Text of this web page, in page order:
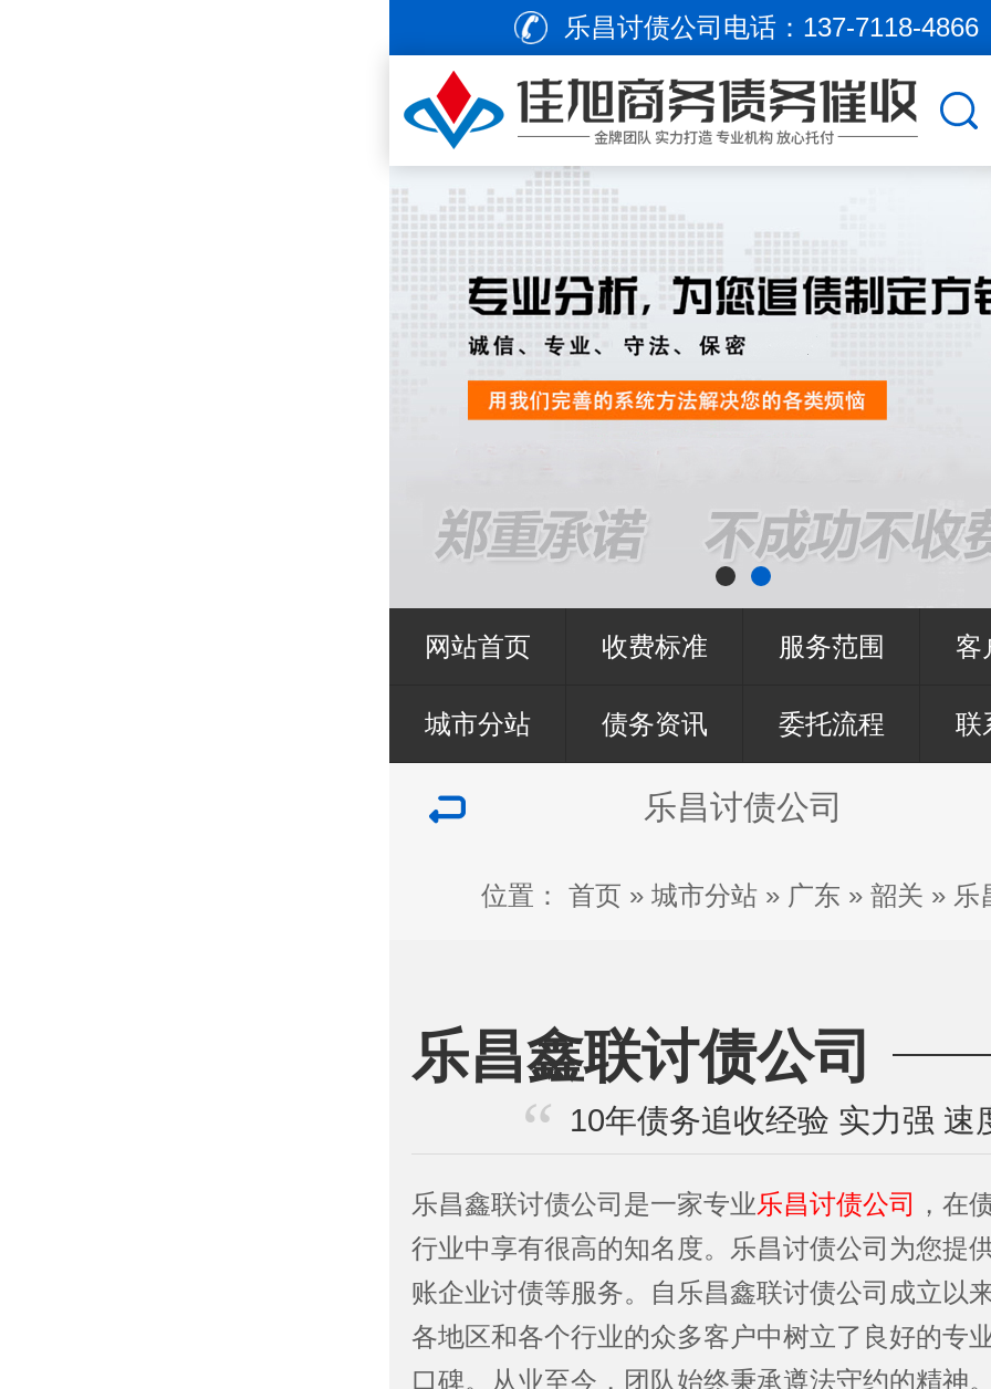
乐昌讨债公司电话： 137-7118-4866
网站首页 收费标准 服务范围 客
城市分站 债务资讯 委托流程 联
乐昌讨债公司
位置： 首页 » 城市分站» 广东 » 韶关 » 乐
乐昌鑫联讨债公司
10年债务追收经验 实力强 速
乐昌鑫联讨债公司是一家专业乐昌讨债公司 ，在
行业中享有很高的知名度。乐昌讨债公司为您提
账企业讨债等服务。自乐昌鑫联讨债公司成立以
各地区和各个行业的众多客户中树立了良好的专
口碑。从业至今，团队始终秉承遵法守约的精神